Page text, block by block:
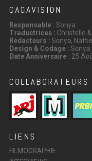
GAGAVISION
Responsable : Sonya
Traductrices : Christelle
Rédacteurs : Sonya,
Design & Codage : Sonya
Date Anniversaire : 25
COLLABORATEURS
LIENS
FILMOGRAPHIE